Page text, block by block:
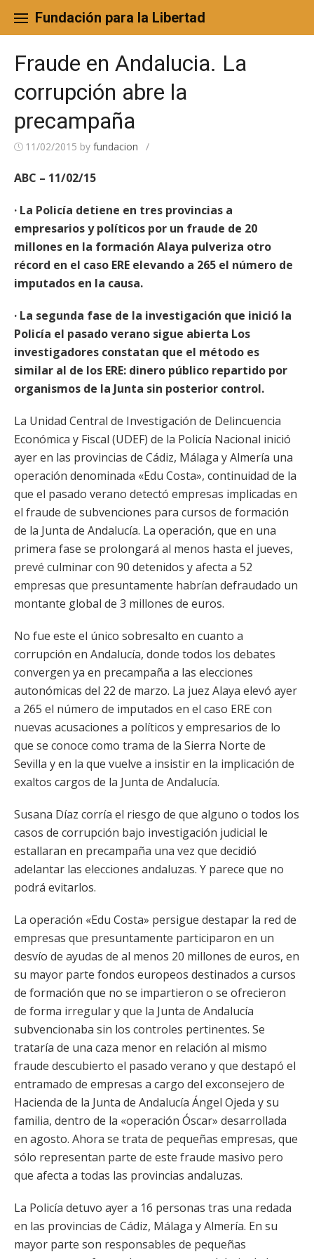
content
Fundación para la Libertad
Fraude en Andalucia. La
corrupción abre la
precampaña
11/02/2015 by fundacion /
ABC – 11/02/15
· La Policía detiene en tres provincias a
empresarios y políticos por un fraude de 20
millones en la formación Alaya pulveriza otro
récord en el caso ERE elevando a 265 el número de
imputados en la causa.
· La segunda fase de la investigación que inició la
Policía el pasado verano sigue abierta Los
investigadores constatan que el método es
similar al de los ERE: dinero público repartido por
organismos de la Junta sin posterior control.
La Unidad Central de Investigación de Delincuencia
Económica y Fiscal (UDEF) de la Policía Nacional inició
ayer en las provincias de Cádiz, Málaga y Almería una
operación denominada «Edu Costa», continuidad de la
que el pasado verano detectó empresas implicadas en
el fraude de subvenciones para cursos de formación
de la Junta de Andalucía. La operación, que en una
primera fase se prolongará al menos hasta el jueves,
prevé culminar con 90 detenidos y afecta a 52
empresas que presuntamente habrían defraudado un
montante global de 3 millones de euros.
No fue este el único sobresalto en cuanto a
corrupción en Andalucía, donde todos los debates
convergen ya en precampaña a las elecciones
autonómicas del 22 de marzo. La juez Alaya elevó ayer
a 265 el número de imputados en el caso ERE con
nuevas acusaciones a políticos y empresarios de lo
que se conoce como trama de la Sierra Norte de
Sevilla y en la que vuelve a insistir en la implicación de
exaltos cargos de la Junta de Andalucía.
Susana Díaz corría el riesgo de que alguno o todos los
casos de corrupción bajo investigación judicial le
estallaran en precampaña una vez que decidió
adelantar las elecciones andaluzas. Y parece que no
podrá evitarlos.
La operación «Edu Costa» persigue destapar la red de
empresas que presuntamente participaron en un
desvío de ayudas de al menos 20 millones de euros, en
su mayor parte fondos europeos destinados a cursos
de formación que no se impartieron o se ofrecieron
de forma irregular y que la Junta de Andalucía
subvencionaba sin los controles pertinentes. Se
trataría de una caza menor en relación al mismo
fraude descubierto el pasado verano y que destapó el
entramado de empresas a cargo del exconsejero de
Hacienda de la Junta de Andalucía Ángel Ojeda y su
familia, dentro de la «operación Óscar» desarrollada
en agosto. Ahora se trata de pequeñas empresas, que
sólo representan parte de este fraude masivo pero
que afecta a todas las provincias andaluzas.
La Policía detuvo ayer a 16 personas tras una redada
en las provincias de Cádiz, Málaga y Almería. En su
mayor parte son responsables de pequeñas